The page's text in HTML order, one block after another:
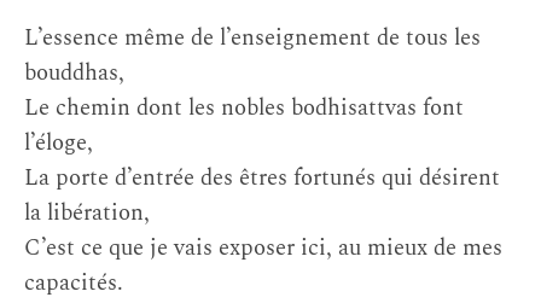
L’essence même de l’enseignement de tous les
bouddhas,
Le chemin dont les nobles bodhisattvas font
l’éloge,
La porte d’entrée des êtres fortunés qui désirent
la libération,
C’est ce que je vais exposer ici, au mieux de mes
capacités.